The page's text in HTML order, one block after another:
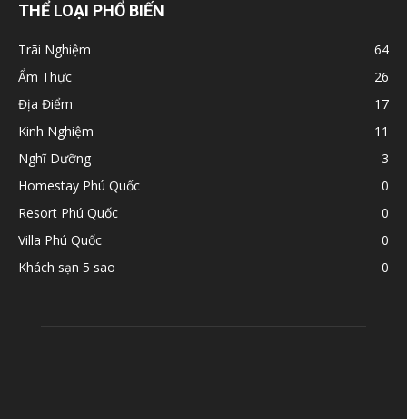
THỂ LOẠI PHỔ BIẾN
Trãi Nghiệm
64
Ẩm Thực
26
Địa Điểm
17
Kinh Nghiệm
11
Nghĩ Dưỡng
3
Homestay Phú Quốc
0
Resort Phú Quốc
0
Villa Phú Quốc
0
Khách sạn 5 sao
0